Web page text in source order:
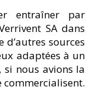
entraîner par
SA dans
d’autres sources
adaptées à un
si nous avions la
commercialisent.